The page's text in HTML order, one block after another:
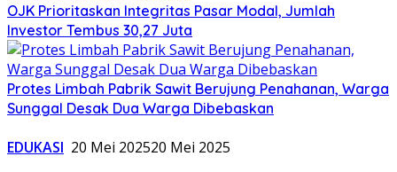
OJK Prioritaskan Integritas Pasar Modal, Jumlah
Investor Tembus 30,27 Juta
Protes Limbah Pabrik Sawit Berujung Penahanan, Warga
Sunggal Desak Dua Warga Dibebaskan
EDUKASI 20 Mei 202520 Mei 2025